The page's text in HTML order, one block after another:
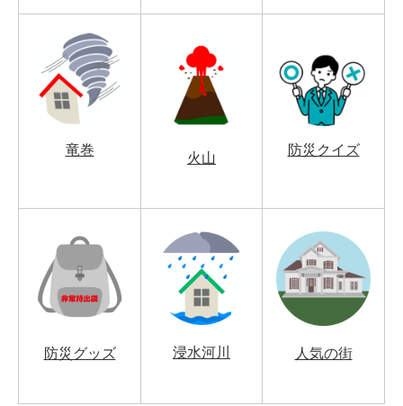
竜巻
火山
防災クイズ
防災グッズ 浸水河川 人気の街